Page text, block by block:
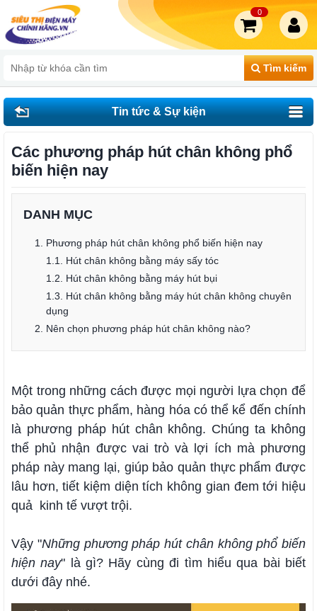
Tìm kiếm
0
Tin tức & Sự kiện
Các phương pháp hút chân không phổ
biến hiện nay
DANH MỤC
1. Phương pháp hút chân không phổ biến hiện nay
1.1. Hút chân không bằng máy sấy tóc
1.2. Hút chân không bằng máy hút bụi
1.3. Hút chân không bằng máy hút chân không chuyên
dụng
2. Nên chọn phương pháp hút chân không nào?
Một trong những cách được mọi người lựa chọn để
bảo quản thực phẩm, hàng hóa có thể kể đến chính
là phương pháp hút chân không. Chúng ta không
thể phủ nhận được vai trò và lợi ích mà phương
pháp này mang lại, giúp bảo quản thực phẩm được
lâu hơn, tiết kiệm diện tích không gian đem tới hiệu
quả kinh tế vượt trội.
Vậy "Những phương pháp hút chân không phổ biến
hiện nay" là gì? Hãy cùng đi tìm hiểu qua bài biết
dưới đây nhé.